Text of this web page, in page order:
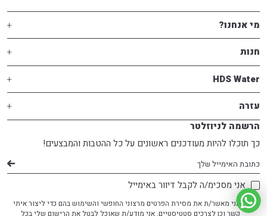
הרשמה לניוזלטר
כך תוכלו להיות מעודכנים ראשונים על כל ההטבות והמבצעים!
דוא׳׳ל
אני מסכימ/ה לקבל דיוור באימייל
אני מאשר/ת את מסירת הפרטים מרצוני החופשי והשימוש בהם כדי ליצור איתי
קשר וכן לצרכים סטטיסטיים. אני מודע/ת שאוכל לבטל את הרישום שלי בכל
מי אנחנו?
חנות
HDS Water
עזרה